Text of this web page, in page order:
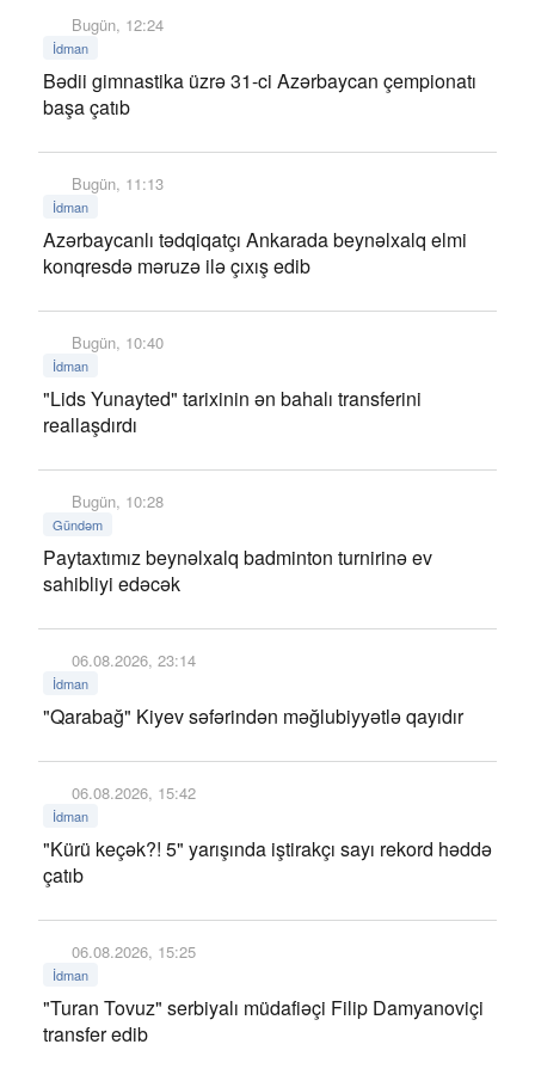
Bugün, 12:24
İdman
Bədii gimnastika üzrə 31-ci Azərbaycan çempionatı
başa çatıb
Bugün, 11:13
İdman
Azərbaycanlı tədqiqatçı Ankarada beynəlxalq elmi
konqresdə məruzə ilə çıxış edib
Bugün, 10:40
İdman
"Lids Yunayted" tarixinin ən bahalı transferini
reallaşdırdı
Bugün, 10:28
Gündəm
Paytaxtımız beynəlxalq badminton turnirinə ev
sahibliyi edəcək
06.08.2026, 23:14
İdman
"Qarabağ" Kiyev səfərindən məğlubiyyətlə qayıdır
06.08.2026, 15:42
İdman
"Kürü keçək?! 5" yarışında iştirakçı sayı rekord həddə
çatıb
06.08.2026, 15:25
İdman
"Turan Tovuz" serbiyalı müdafiəçi Filip Damyanoviçi
transfer edib